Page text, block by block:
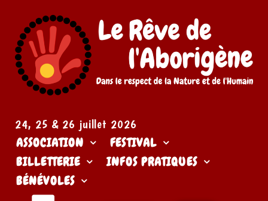
24, 25 & 26 juillet 2026​
ASSOCIATION
FESTIVAL
BILLETTERIE
INFOS PRATIQUES
BÉNÉVOLES